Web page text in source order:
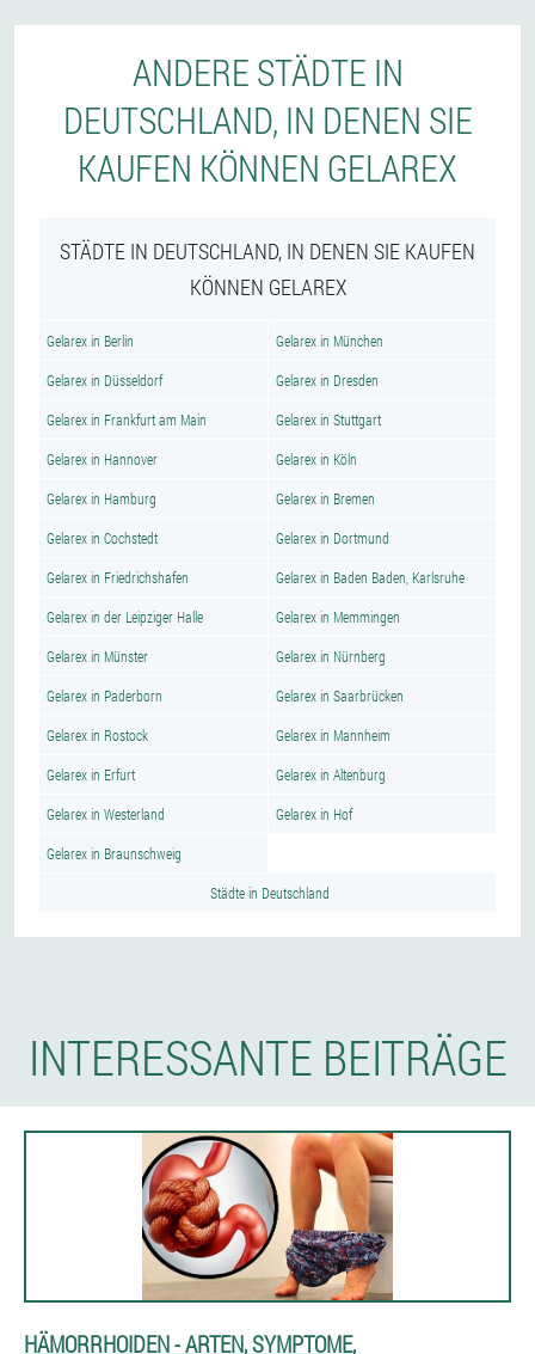
ANDERE STÄDTE IN
DEUTSCHLAND, IN DENEN SIE
KAUFEN KÖNNEN GELAREX
STÄDTE IN DEUTSCHLAND, IN DENEN SIE KAUFEN
KÖNNEN GELAREX
Gelarex in Berlin Gelarex in München
Gelarex in Düsseldorf Gelarex in Dresden
Gelarex in Frankfurt am Main Gelarex in Stuttgart
Gelarex in Hannover Gelarex in Köln
Gelarex in Hamburg Gelarex in Bremen
Gelarex in Cochstedt Gelarex in Dortmund
Gelarex in Friedrichshafen Gelarex in Baden Baden, Karlsruhe
Gelarex in der Leipziger Halle Gelarex in Memmingen
Gelarex in Münster Gelarex in Nürnberg
Gelarex in Paderborn Gelarex in Saarbrücken
Gelarex in Rostock Gelarex in Mannheim
Gelarex in Erfurt Gelarex in Altenburg
Gelarex in Westerland Gelarex in Hof
Gelarex in Braunschweig
Städte in Deutschland
INTERESSANTE BEITRÄGE
HÄMORRHOIDEN - ARTEN, SYMPTOME,